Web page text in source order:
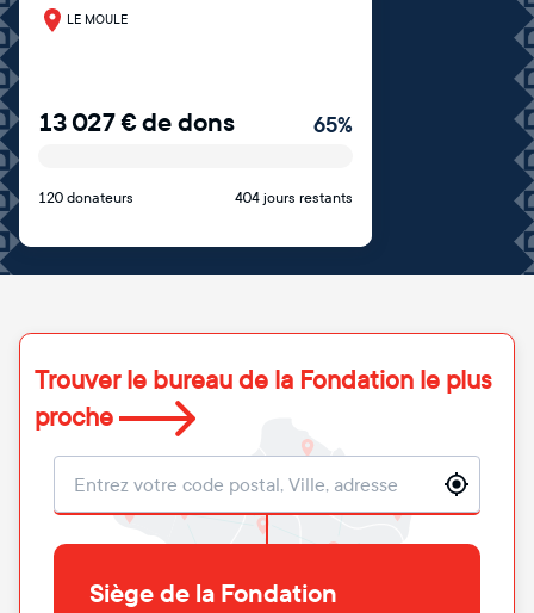
LE MOULE
13 027€de dons 65%
120 donateurs 404 jours restants
Trouver le bureau de la Fondation le plus
proche
Localisation
Siège de la Fondation